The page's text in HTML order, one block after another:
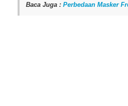
Baca Juga : Perbedaan Masker